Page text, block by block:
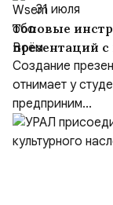
31 июля
Топовые
презентаций
Создание
отнимает у
предприним...